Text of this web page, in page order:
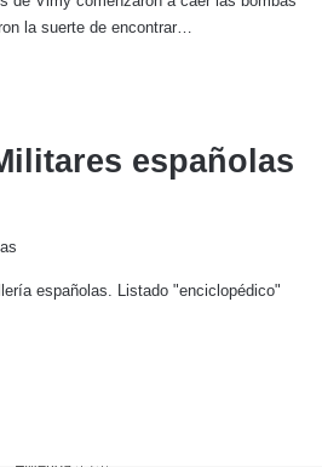
la suerte de encontrar…
españolas
españolas. Listado "enciclopédico"